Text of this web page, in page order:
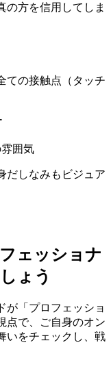
の方を信用してしま
ての接触点（タッチ
囲気
だしなみもビジュア
ェッショナ
ょう
が「プロフェッショ
点で、ご自身のオン
いをチェックし、戦